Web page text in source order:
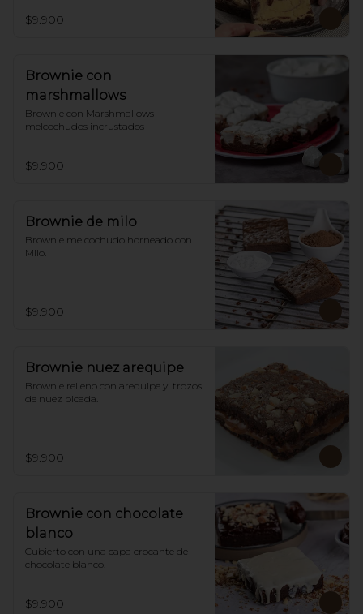
$9.900
Brownie con
marshmallows
Brownie con Marshmallows
melcochudos incrustados
$9.900
Brownie de milo
Brownie melcochudo horneado con
Milo.
$9.900
Brownie nuez arequipe
Brownie relleno con arequipe y  trozos
de nuez picada.
$9.900
Brownie con chocolate
blanco
Cubierto con una capa crocante de
chocolate blanco.
$9.900